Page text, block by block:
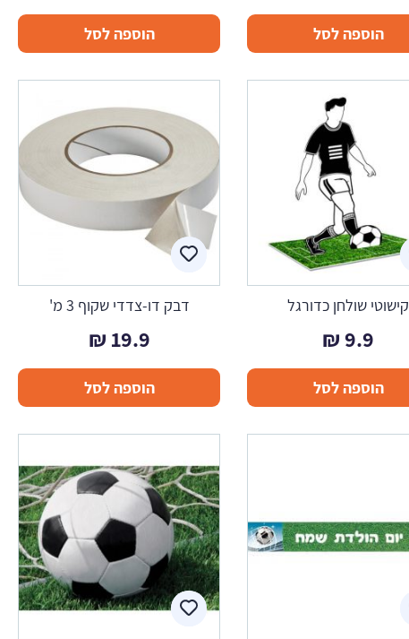
הוספה לסל הוספה לסל
קישוטי שולחן כדורגל
9.9
₪
הוספה לסל
דבק דו-צדדי שקוף 3 מ'
19.9
₪
הוספה לסל